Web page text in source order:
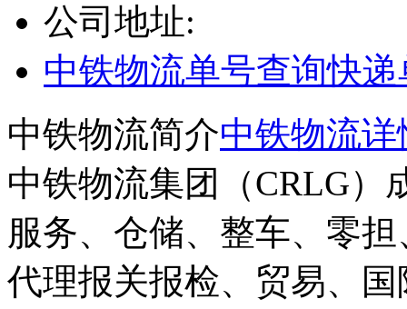
公司地址:
中铁物流单号查询快递
中铁物流简介中铁物流详
中铁物流集团（CRLG）
服务、仓储、整车、零
代理报关报检、贸易、